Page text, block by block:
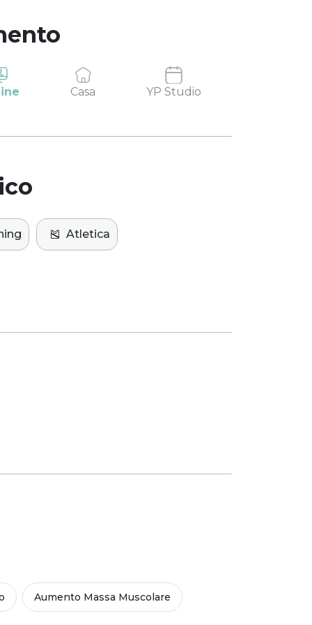
Casa YP Studio
🎽 Atletica
Aumento Massa Muscolare